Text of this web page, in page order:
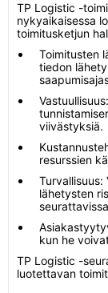
TP Logistic -
nykyaikaisessa
toimitusketjun
Toimitusten
tiedon
viivästyksiä.
resurssien
lähetysten
kun he
TP Logistic -
luotettavan